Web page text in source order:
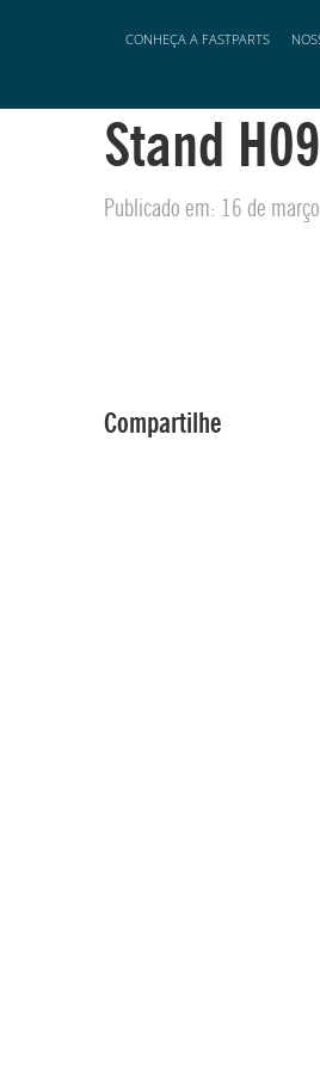
CONHEÇA A FASTPARTS
Stand
Publicado em: 16 de
Compartilhe